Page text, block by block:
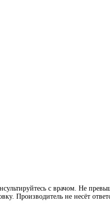
с врачом. Не
Производитель не несёт